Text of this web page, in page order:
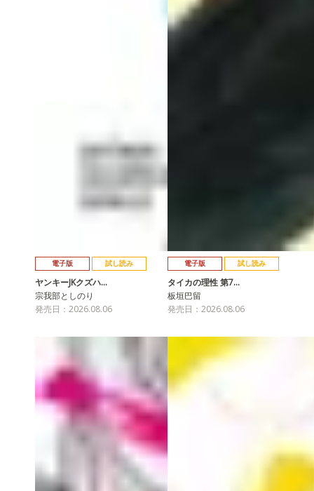
電子版 試し読み
ヤンキーJKクズハ…
宗我部としのり
発売日：2026.08.06
電子版 試し読み
タイカの理性 第7…
板垣巴留
発売日：2026.08.06